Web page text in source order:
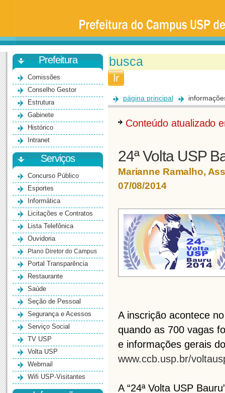
Universidade
São
Paulo
-
BauruPrefeitura
Comissões
Conselho Gestor
Estrutura
Gabinete
Histórico
Intranet
Serviços
Concurso Público
Esportes
Informática
Licitações e Contratos
Lista Telefônica
Ouvidoria
Plano Diretor do Campus
Portal Transparência
Restaurante
Saúde
Seção de Pessoal
Segurança e Acessos
Serviço Social
TV USP
Volta USP
Webmail
Wifi USP-Visitantes
página principal
Conteúdo atualizado
24ª Volta USP
Marianne Ramalho,
07/08/2014
A inscrição acontece
quando as 700 vagas
e informações gerais
www.ccb.usp.br/
A “24ª Volta USP